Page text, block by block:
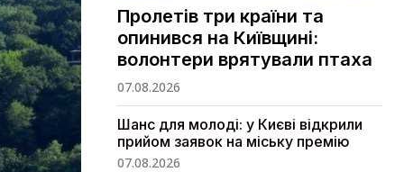
Пролетів три країни та
опинився на Київщині:
волонтери врятували птаха
07.08.2026
Шанс для молоді: у Києві відкрили
прийом заявок на міську премію
07.08.2026